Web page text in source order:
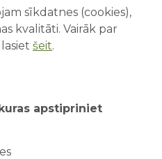
piedalīties visi Latvijas
zināšanas un izpratni par
resursu saudzīgu
izmantošanu.
sīkdatnes (cookies),
kvalitāti. Vairāk par
šeit.
apstipriniet